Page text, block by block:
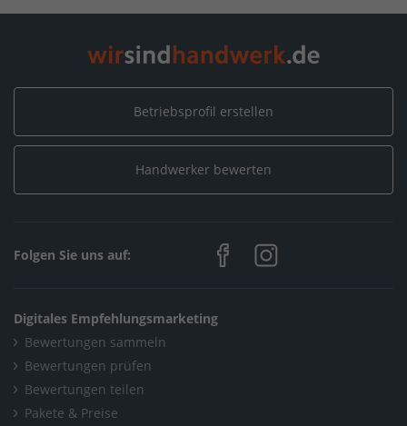
Abflussfrei Pallas® Rohrreinigung / Leistungen /
Abflussreinigung
Abflussfrei Pallas® Rohrreinigung / Leistungen
Abflussreinigung
Berlin / Abflussfrei Pallas® Rohrreinigung
Betriebsprofil erstellen
Handwerker bewerten
Folgen Sie uns auf:
Digitales Empfehlungsmarketing
Bewertungen sammeln
Bewertungen prüfen
Bewertungen teilen
Pakete & Preise